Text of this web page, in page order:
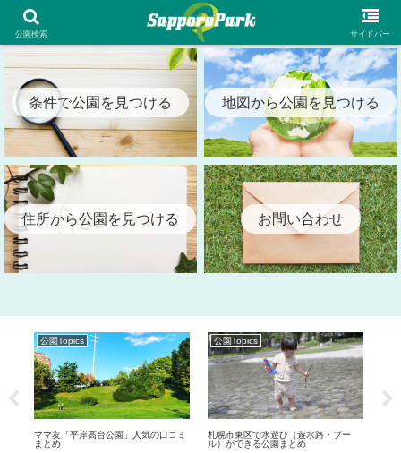
札幌市内の全公園情報を検索出来る札幌パーク（SapporoPark）
条件で公園を見つける 地図から公園を見つける
住所から公園を見つける お問い合わせ
公園Topics
ママ友「平岸高台公園」人気の口コミ
まとめ
公園Topics
札幌市東区で水遊び（遊水路・プー
ル）ができる公園まとめ
公園検索 サイドバー